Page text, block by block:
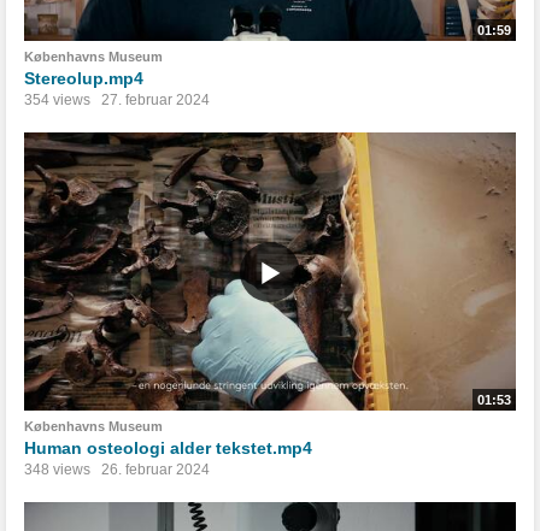
01:59
Københavns Museum
Stereolup.mp4
354 views 27. februar 2024
01:53
Københavns Museum
Human osteologi alder tekstet.mp4
348 views 26. februar 2024